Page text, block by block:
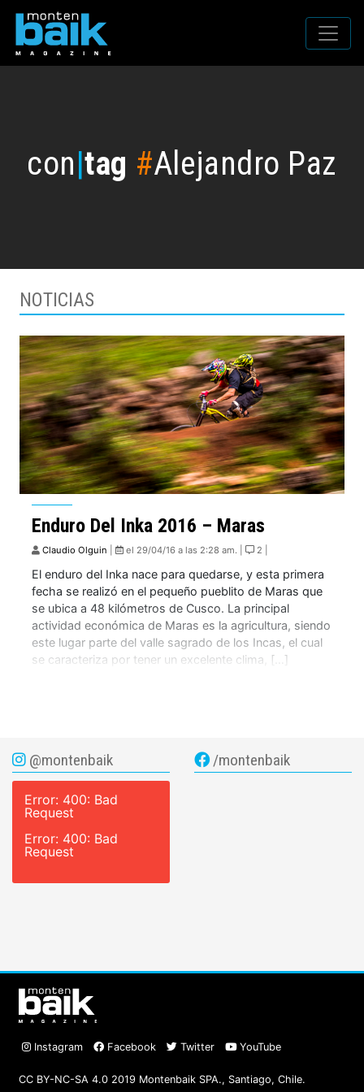
con|tag #Alejandro Paz
NOTICIAS
Enduro Del Inka 2016 – Maras
Claudio Olguin el 29/04/16 a las 2:28 am. | 2 |
El enduro del Inka nace para quedarse, y esta primera
fecha se realizó en el pequeño pueblito de Maras que
se ubica a 48 kilómetros de Cusco. La principal
actividad económica de Maras es la agricultura, siendo
este lugar parte del valle sagrado de los Incas, el cual
se caracteriza por tener un excelente clima, […]
@montenbaik
Error: 400: Bad
Request
Error: 400: Bad
Request
/montenbaik
Instagram Facebook Twitter YouTube
CC BY-NC-SA 4.0 2019 Montenbaik SPA., Santiago, Chile.